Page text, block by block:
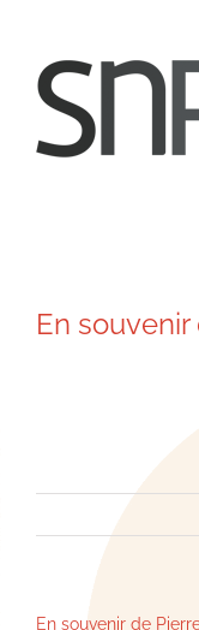
contenu
En souvenir
En souvenir de